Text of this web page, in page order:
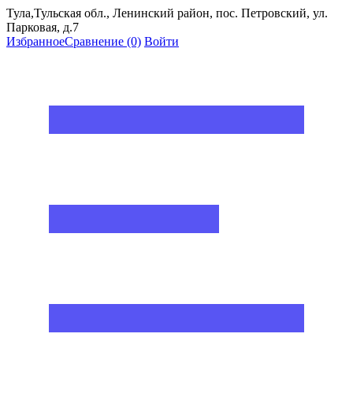
Тула,Тульская обл., Ленинский район, пос. Петровский, ул.
Парковая, д.7
ИзбранноеСравнение (0) Войти